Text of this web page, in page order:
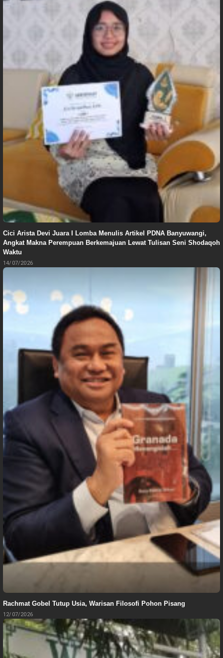
Cici Arista Devi Juara I Lomba Menulis Artikel PDNA Banyuwangi,
Angkat Makna Perempuan Berkemajuan Lewat Tulisan Seni Shodaqoh
Waktu
14/07/2026
Rachmat Gobel Tutup Usia, Warisan Filosofi Pohon Pisang
12/07/2026